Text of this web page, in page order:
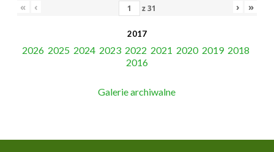
« ‹ z31 › »
2017
2026 2025 2024 2023 2022 2021 2020 2019 2018
2016
Galerie archiwalne